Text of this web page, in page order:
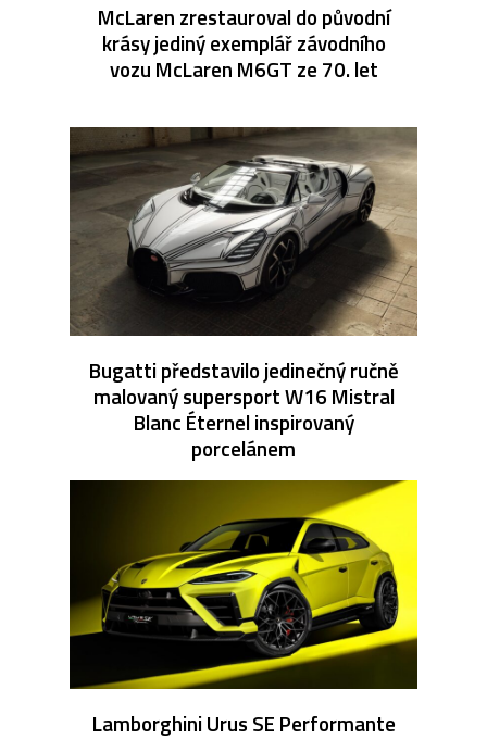
McLaren zrestauroval do původní
krásy jediný exemplář závodního
vozu McLaren M6GT ze 70. let
Bugatti představilo jedinečný ručně
malovaný supersport W16 Mistral
Blanc Éternel inspirovaný
porcelánem
Lamborghini Urus SE Performante